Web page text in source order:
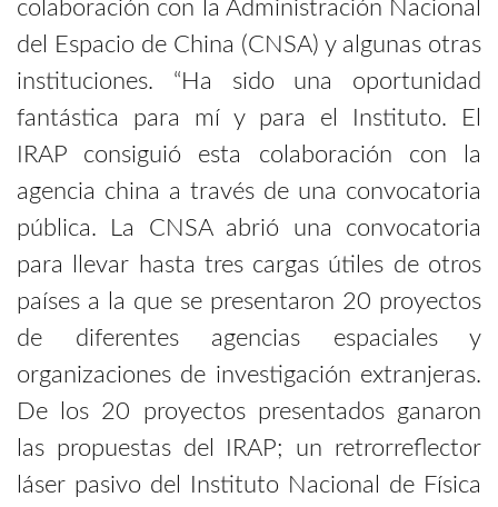
colaboración con la Administración Nacional
del Espacio de China (CNSA) y algunas otras
instituciones. “Ha sido una oportunidad
fantástica para mí y para el Instituto. El
IRAP consiguió esta colaboración con la
agencia china a través de una convocatoria
pública. La CNSA abrió una convocatoria
para llevar hasta tres cargas útiles de otros
países a la que se presentaron 20 proyectos
de diferentes agencias espaciales y
organizaciones de investigación extranjeras.
De los 20 proyectos presentados ganaron
las propuestas del IRAP; un retrorreflector
láser pasivo del Instituto Nacional de Física